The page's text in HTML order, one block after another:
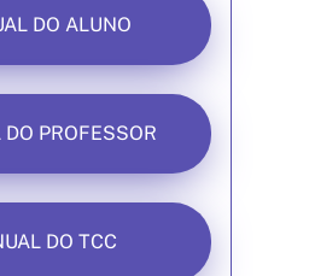
DO ALUNO
PROFESSOR
DO TCC